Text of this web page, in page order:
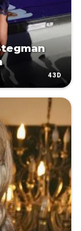
43D